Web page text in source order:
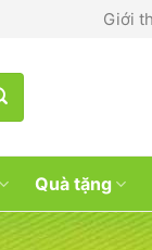
Giới
Quà tặng